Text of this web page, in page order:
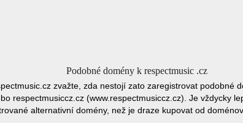
Podobné domény k respectmusic .cz
zvažte, zda nestojí zato zaregistrovat podobné
respectmusiccz.cz (www.respectmusiccz.cz). Je vždycky
alternativní domény, než je draze kupovat od